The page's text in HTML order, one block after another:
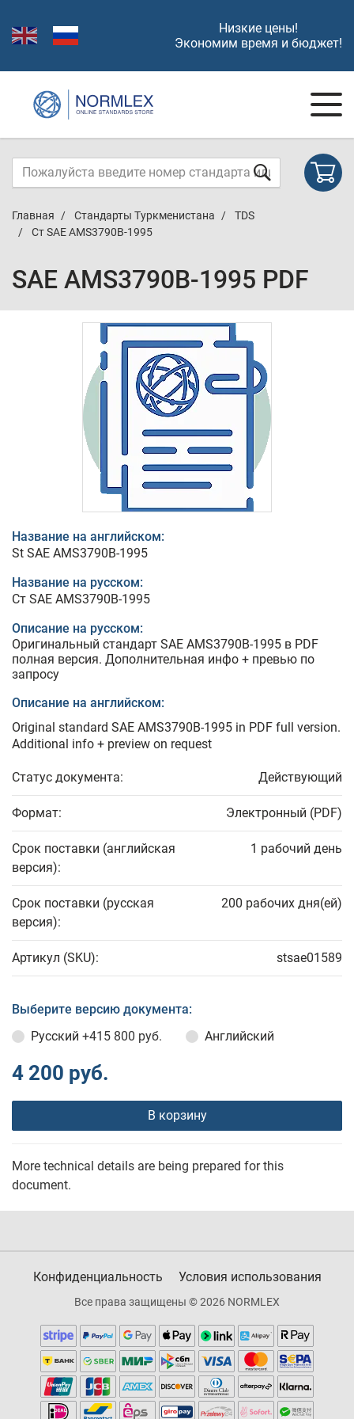
Низкие цены!
Экономим время и бюджет!
Главная Стандарты Туркменистана
TDS
Ст SAE AMS3790B-1995
SAE AMS3790B-1995 PDF
Название на английском:
St SAE AMS3790B-1995
Название на русском:
Ст SAE AMS3790B-1995
Описание на русском:
Оригинальный стандарт SAE AMS3790B-1995 в PDF
полная версия. Дополнительная инфо + превью по
запросу
Описание на английском:
Original standard SAE AMS3790B-1995 in PDF full version.
Additional info + preview on request
Статус документа: Действующий
Формат: Электронный (PDF)
Срок поставки (английская
версия):
1 рабочий день
Срок поставки (русская
версия):
200 рабочих дня(ей)
Артикул (SKU): stsae01589
Выберите версию документа:
Русский +415 800 руб. Английский
4 200 руб.
В корзину
More technical details are being prepared for this
document.
Конфиденциальность Условия использования
Все права защищены © 2026 NORMLEX